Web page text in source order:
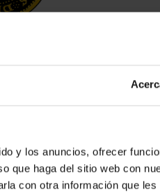
y los anuncios, ofrecer
que haga del sitio web con
con otra información que
FULL
YEARS